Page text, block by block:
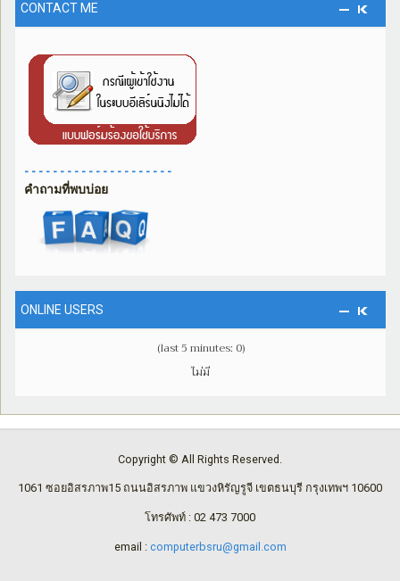
CONTACT ME
- - - - - - - - - - - - - - - - - - - - -
คำถามที่พบบ่อย
ONLINE USERS
(last 5 minutes: 0)
ไม่มี
Copyright © All Rights Reserved.
1061 ซอยอิสรภาพ15 ถนนอิสรภาพ แขวงหิรัญรูจี เขตธนบุรี กรุงเทพฯ 10600
โทรศัพท์ : 02 473 7000
email : computerbsru@gmail.com